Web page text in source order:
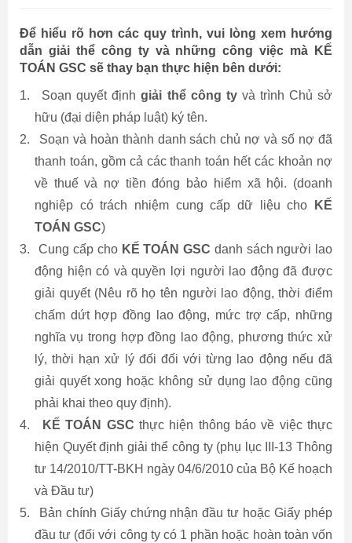
Để hiểu rõ hơn các quy trình, vui lòng xem hướng
dẫn giải thể công ty và những công việc mà KẾ
TOÁN GSC sẽ thay bạn thực hiện bên dưới:
1. Soạn quyết địnhgiải thể công tyvà trình Chủ sở
hữu (đại diện pháp luật) ký tên.
2.
Soạn và hoàn thành danh sách chủ nợ và số nợ đã
thanh toán, gồm cả các thanh toán hết các khoản nợ
về thuế và nợ tiền đóng bảo hiểm xã hội. (doanh
nghiệp có trách nhiệm cung cấp dữ liệu cho
KẾ
TOÁN GSC)
3.
Cung cấp cho KẾ TOÁN GSC danh sách người lao
động hiện có và quyền lợi người lao động đã được
giải quyết (Nêu rõ họ tên người lao động, thời điểm
chấm dứt hợp đồng lao động, mức trợ cấp, những
nghĩa vụ trong hợp đồng lao động, phương thức xử
lý, thời hạn xử lý đối đối với từng lao động nếu đã
giải quyết xong hoặc không sử dụng lao động cũng
phải khai theo quy định).
4.
KẾ TOÁN GSC thực hiện thông báo về việc thực
hiện Quyết định giải thể công ty (phụ lục III-13 Thông
tư 14/2010/TT-BKH ngày 04/6/2010 của Bộ Kế hoạch
và Đầu tư)
5.
Bản chính Giấy chứng nhận đầu tư hoặc Giấy phép
đầu tư (đối với công ty có 1 phần hoặc hoàn toàn vốn